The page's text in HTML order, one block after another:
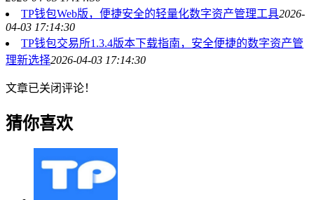
TP钱包Web版，便捷安全的轻量化数字资产管理工具2026-
04-03 17:14:30
TP钱包交易所1.3.4版本下载指南，安全便捷的数字资产管
理新选择2026-04-03 17:14:30
文章已关闭评论！
猜你喜欢